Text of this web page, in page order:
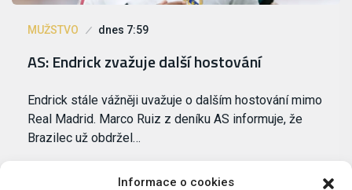
Informace o cookies
MUŽSTVO dnes 7:59
AS: Endrick zvažuje další hostování
Endrick stále vážněji uvažuje o dalším hostování mimo
Real Madrid. Marco Ruiz z deníku AS informuje, že
Brazilec už obdržel…